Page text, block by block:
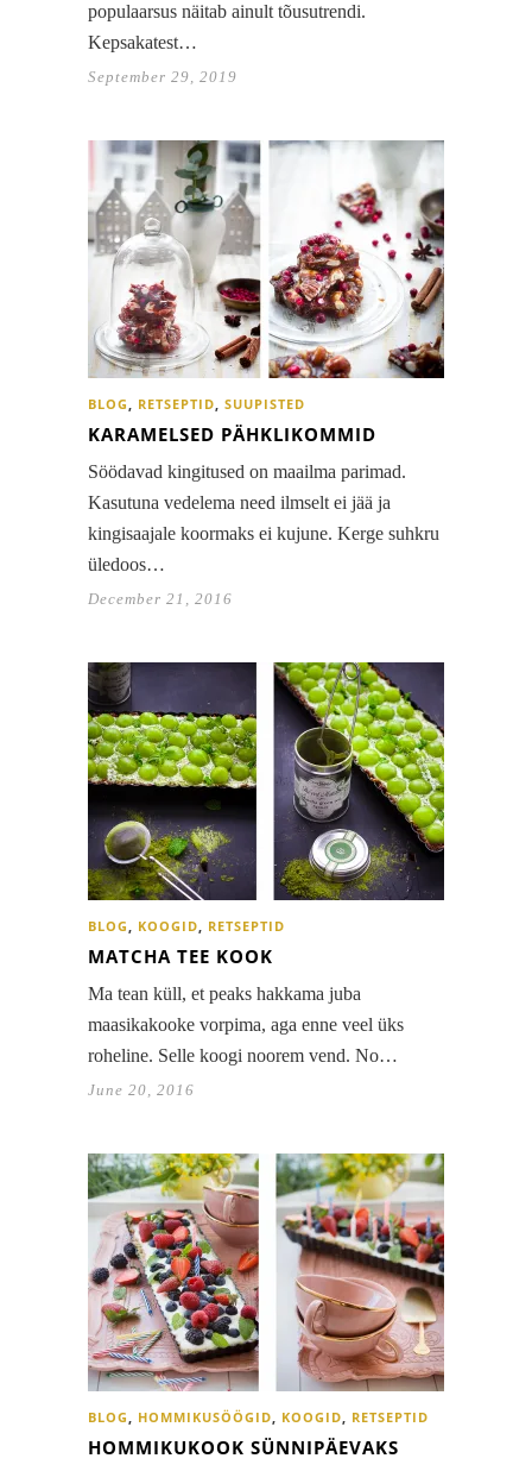
populaarsus näitab ainult tõusutrendi.
Kepsakatest…
September 29, 2019
BLOG, RETSEPTID, SUUPISTED
KARAMELSED PÄHKLIKOMMID
Söödavad kingitused on maailma parimad.
Kasutuna vedelema need ilmselt ei jää ja
kingisaajale koormaks ei kujune. Kerge suhkru
üledoos…
December 21, 2016
BLOG, KOOGID, RETSEPTID
MATCHA TEE KOOK
Ma tean küll, et peaks hakkama juba
maasikakooke vorpima, aga enne veel üks
roheline. Selle koogi noorem vend. No…
June 20, 2016
BLOG, HOMMIKUSÖÖGID, KOOGID, RETSEPTID
HOMMIKUKOOK SÜNNIPÄEVAKS